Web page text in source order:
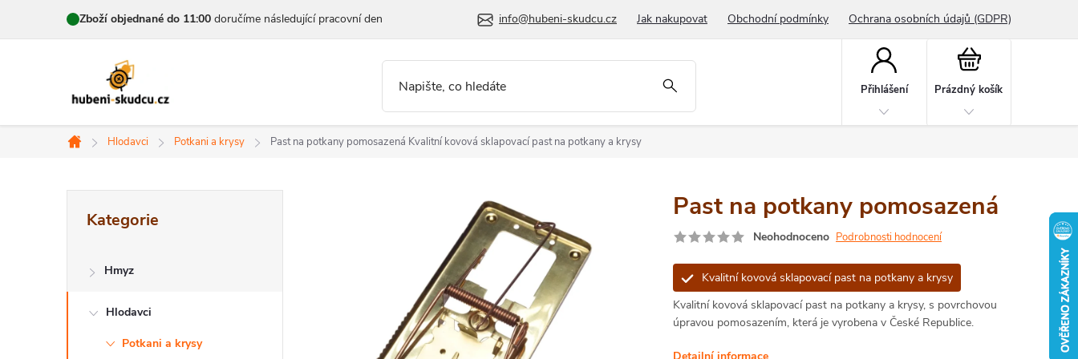
Zboží objednané do 11:00 doručíme následující pracovní den info@hubeni-skudcu.cz Jak nakupovat Obchodní podmínky Ochrana osobních údajů (GDPR)
Přihlášení
Nákupní
Prázdný košík
Domů
Hlodavci Potkani a krysy Past na potkany pomosazená Kvalitní kovová sklapovací past na potkany a krysy
t
kategorie
Kategorie
Hmyz
Hlodavci
Potkani a krysy
Past na potkany pomosazená
Neohodnoceno Podrobnosti hodnocení
Kvalitní kovová sklapovací past na potkany a krysy
Kvalitní kovová sklapovací past na potkany a krysy, s povrchovou
úpravou pomosazením, která je vyrobena v České Republice.